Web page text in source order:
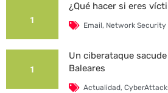
1
¿Qué hacer si eres
Email, Network Security
1
Un ciberataque
Baleares
Actualidad,